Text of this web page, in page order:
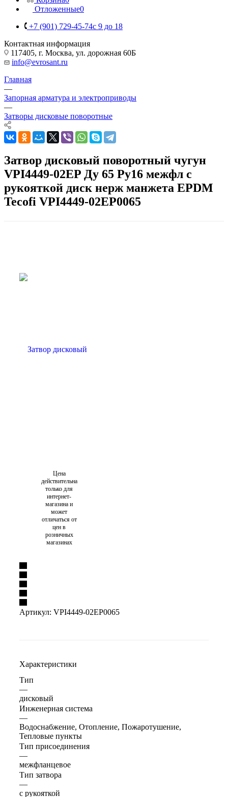
Отложенные0
+7 (901) 729-45-74c 9 до 18
Контактная информация
117405, г. Москва, ул. дорожная 60Б
info@evrosant.ru
Главная
—
Запорная арматура и электроприводы
—
Затворы дисковые поворотные
Затвор дисковый поворотный чугун
VPI4449-02EP Ду 65 Ру16 межфл с
рукояткой диск нерж манжета EPDM
Tecofi VPI4449-02EP0065
Цена
действительна
только для
интернет-
магазина и
может
отличаться от
цен в
розничных
магазинах
Артикул: VPI4449-02EP0065
Характеристики
Тип
—
дисковый
Инженерная система
—
Водоснабжение, Отопление, Пожаротушение,
Тепловые пункты
Тип присоединения
—
межфланцевое
Тип затвора
—
с рукояткой